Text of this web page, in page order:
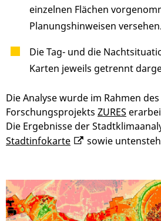
einzelnen Flächen
Planungshinweisen versehen.
Die Tag- und die
Karten jeweils getrennt
Die Analyse wurde im Rahmen
Forschungsprojekts ZURES
Die Ergebnisse der
Stadtinfokarte
sowie